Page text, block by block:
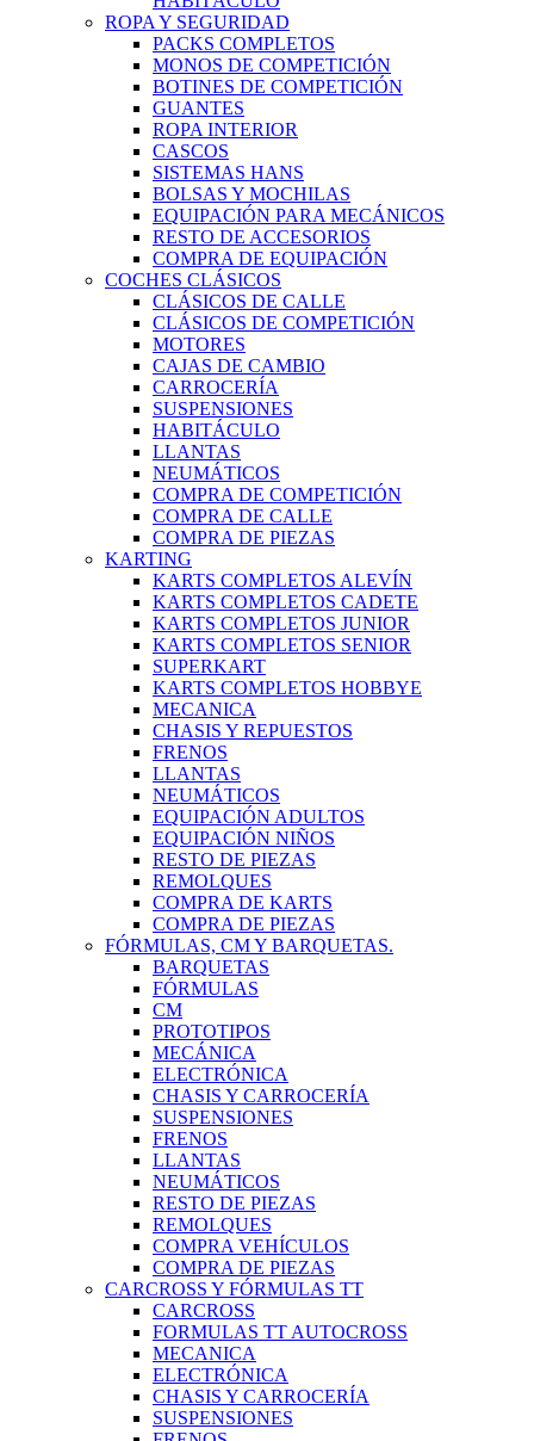
ROPA Y SEGURIDAD
PACKS COMPLETOS
MONOS DE COMPETICIÓN
BOTINES DE COMPETICIÓN
GUANTES
ROPA INTERIOR
CASCOS
SISTEMAS HANS
BOLSAS Y MOCHILAS
EQUIPACIÓN PARA MECÁNICOS
RESTO DE ACCESORIOS
COMPRA DE EQUIPACIÓN
COCHES CLÁSICOS
CLÁSICOS DE CALLE
CLÁSICOS DE COMPETICIÓN
MOTORES
CAJAS DE CAMBIO
CARROCERÍA
SUSPENSIONES
HABITÁCULO
LLANTAS
NEUMÁTICOS
COMPRA DE COMPETICIÓN
COMPRA DE CALLE
COMPRA DE PIEZAS
KARTING
KARTS COMPLETOS ALEVÍN
KARTS COMPLETOS CADETE
KARTS COMPLETOS JUNIOR
KARTS COMPLETOS SENIOR
SUPERKART
KARTS COMPLETOS HOBBYE
MECANICA
CHASIS Y REPUESTOS
FRENOS
LLANTAS
NEUMÁTICOS
EQUIPACIÓN ADULTOS
EQUIPACIÓN NIÑOS
RESTO DE PIEZAS
REMOLQUES
COMPRA DE KARTS
COMPRA DE PIEZAS
FÓRMULAS, CM Y BARQUETAS.
BARQUETAS
FÓRMULAS
CM
PROTOTIPOS
MECÁNICA
ELECTRÓNICA
CHASIS Y CARROCERÍA
SUSPENSIONES
FRENOS
LLANTAS
NEUMÁTICOS
RESTO DE PIEZAS
REMOLQUES
COMPRA VEHÍCULOS
COMPRA DE PIEZAS
CARCROSS Y FÓRMULAS TT
CARCROSS
FORMULAS TT AUTOCROSS
MECANICA
ELECTRÓNICA
CHASIS Y CARROCERÍA
SUSPENSIONES